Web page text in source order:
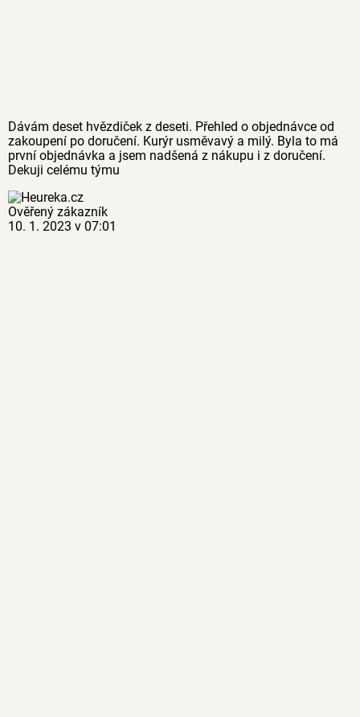
Dávám deset hvězdiček z deseti. Přehled o objednávce od
zakoupení po doručení. Kurýr usměvavý a milý. Byla to má
první objednávka a jsem nadšená z nákupu i z doručení.
Dekuji celému týmu
Ověřený zákazník
10. 1. 2023 v 07:01